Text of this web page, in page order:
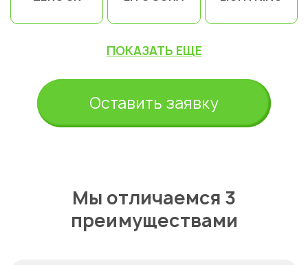
ПОКАЗАТЬ ЕЩЕ
Оставить заявку
Мы отличаемся 3
преимуществами